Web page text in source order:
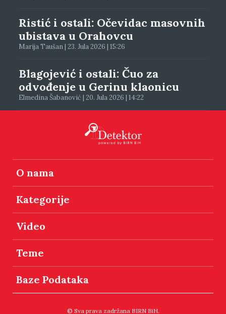
Ristić i ostali: Očevidac masovnih
ubistava u Orahovcu
Marija Taušan | 23. Jula 2026 | 15:26
Blagojević i ostali: Čuo za
odvođenje u Gerinu klaonicu
Elmedina Šabanović | 20. Jula 2026 | 14:22
O nama
Kategorije
Video
Teme
Baze Podataka
© Sva prava zadržana BIRN BiH.